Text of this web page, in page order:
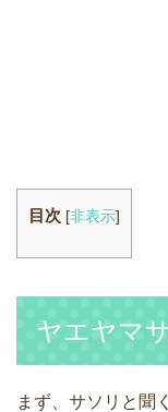
目次 [非表示]
ヤエヤマ
まず、サソリと聞